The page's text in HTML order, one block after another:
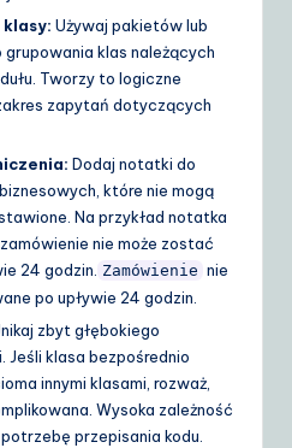
klasy: Używaj pakietów lub
klas należących
Tworzy to logiczne
zapytań dotyczących
Dodaj notatki do
które nie mogą
Na przykład notatka
nie może zostać
24 godzin. Zamówienie nie
po upływie 24 godzin.
zbyt głębokiego
Jeśli klasa bezpośrednio
innymi klasami, rozważ,
Wysoka zależność
przepisania kodu.